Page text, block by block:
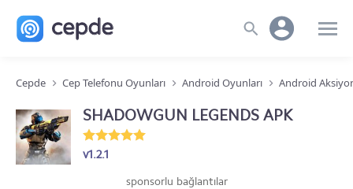
Cepde Cep Telefonu Oyunları Android Oyunları Android
SHADOWGUN LEGENDS APK
v1.2.1
sponsorlu bağlantılar